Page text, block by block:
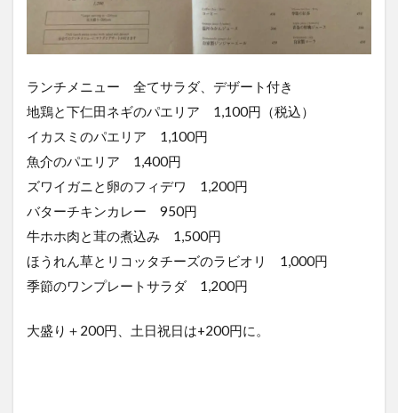
ランチメニュー 全てサラダ、デザート付き
地鶏と下仁田ネギのパエリア 1,100円（税込）
イカスミのパエリア 1,100円
魚介のパエリア 1,400円
ズワイガニと卵のフィデワ 1,200円
バターチキンカレー 950円
牛ホホ肉と茸の煮込み 1,500円
ほうれん草とリコッタチーズのラビオリ 1,000円
季節のワンプレートサラダ 1,200円
大盛り＋200円、土日祝日は+200円に。